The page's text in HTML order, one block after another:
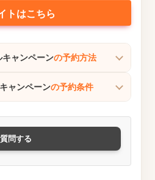
トはこちら
ャンペーンの予約方法
ャンペーンの予約条件
問する